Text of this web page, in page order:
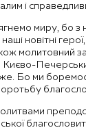
і
миру, бо
новітні
молитовний
Києво-
Бо ми